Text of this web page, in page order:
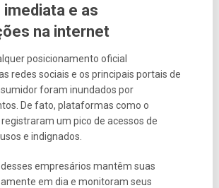
e as
na internet
posicionamento oficial
redes sociais e os principais portais de
foram inundados por
De fato, plataformas como o
registraram um pico de acessos de
e indignados.
empresários mantêm suas
em dia e monitoram seus